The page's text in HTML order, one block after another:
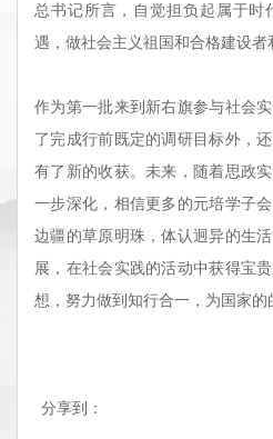
总书记所言，自觉担负起属于时
遇，做社会主义祖国和合格建设者
作为第一批来到新右旗参与社会
了完成行前既定的调研目标外，
有了新的收获。未来，随着思政
一步深化，相信更多的元培学子
边疆的草原明珠，体认迥异的生
展，在社会实践的活动中获得宝
想，努力做到知行合一，为国家的
分享到：